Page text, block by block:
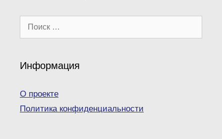
Поиск:
Информация
О проекте
Политика конфиденциальности